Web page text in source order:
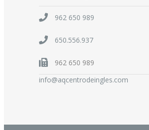
962 650 989
650.556.937
962 650 989
info@aqcentrodeingles.com